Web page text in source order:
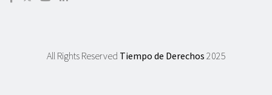
All Rights Reserved Tiempo de Derechos 2025